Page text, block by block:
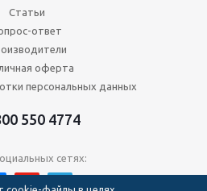
Статьи
ответ
оферта
персональных данных
550 4774
сетях: